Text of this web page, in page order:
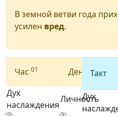
В земной ветви года
усилен вред.
Час 01 День09
Дух
наслаждения
Личность
Такт
Дух